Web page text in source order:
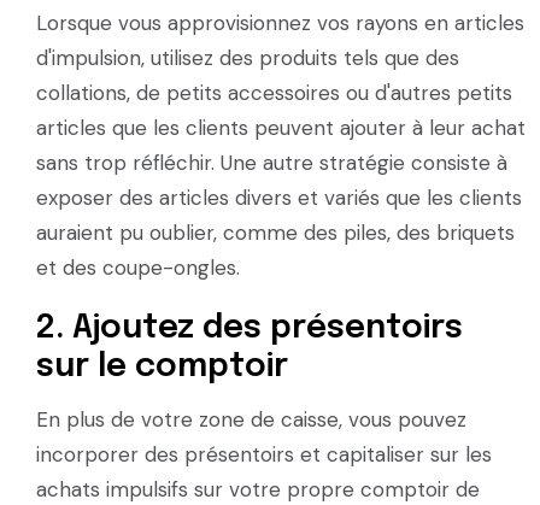
Lorsque vous approvisionnez vos rayons en articles
d'impulsion, utilisez des produits tels que des
collations, de petits accessoires ou d'autres petits
articles que les clients peuvent ajouter à leur achat
sans trop réfléchir. Une autre stratégie consiste à
exposer des articles divers et variés que les clients
auraient pu oublier, comme des piles, des briquets
et des coupe-ongles.
2. Ajoutez des présentoirs
sur le comptoir
En plus de votre zone de caisse, vous pouvez
incorporer des présentoirs et capitaliser sur les
achats impulsifs sur votre propre comptoir de